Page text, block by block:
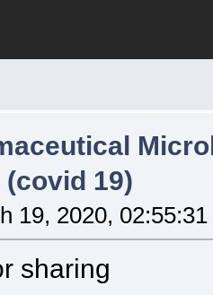
19)
19, 2020,
sharing